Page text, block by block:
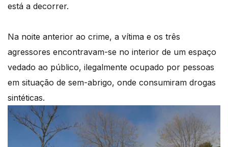
está a decorrer.
Na noite anterior ao crime, a vítima e os três
agressores encontravam-se no interior de um espaço
vedado ao público, ilegalmente ocupado por pessoas
em situação de sem-abrigo, onde consumiram drogas
sintéticas.